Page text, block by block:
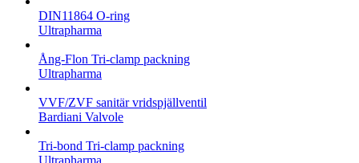
DIN11864 O-ring
Ultrapharma
Ång-Flon Tri-clamp packning
Ultrapharma
VVF/ZVF sanitär vridspjällventil
Bardiani Valvole
Tri-bond Tri-clamp packning
Ultrapharma